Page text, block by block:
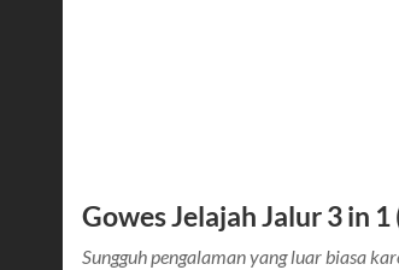
Gowes Jelajah Jalur 3 in
Sungguh pengalaman yang luar biasa